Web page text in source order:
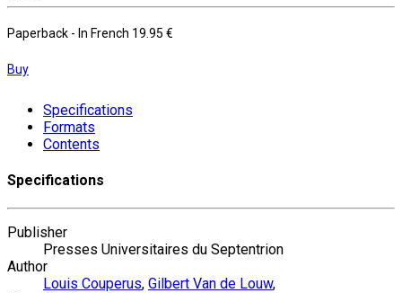
Paperback - In French 19.95 €
Buy
Specifications
Formats
Contents
Specifications
Publisher
Presses Universitaires du Septentrion
Author
Louis Couperus, Gilbert Van de Louw,